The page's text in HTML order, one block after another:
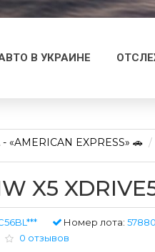
В УКРАИНЕ
EXPRESS» 🚗
X5
Номер лота:
0 отзывов